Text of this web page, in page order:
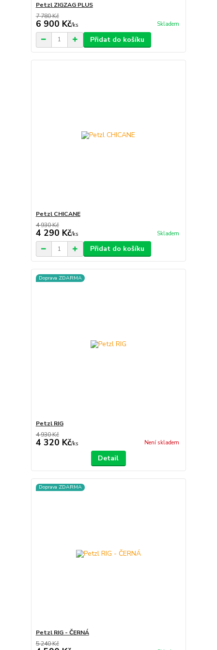
Petzl ZIGZAG PLUS
7 780 Kč
6 900 Kč/ks Skladem
Přidat do košíku
Petzl CHICANE
4 930 Kč
4 290 Kč/ks Skladem
Přidat do košíku
Doprava ZDARMA
Petzl RIG
4 930 Kč
4 320 Kč/ks Není skladem
Detail
Doprava ZDARMA
Petzl RIG - ČERNÁ
5 240 Kč